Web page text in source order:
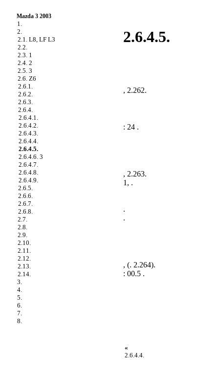
Mazda 3 2003
1.
2.
2.1. L8, LF L3
2.2.
2.3. 1
2.4. 2
2.5. 3
2.6. Z6
2.6.1.
2.6.2.
2.6.3.
2.6.4.
2.6.4.1.
2.6.4.2.
2.6.4.3.
2.6.4.4.
2.6.4.5.
2.6.4.6. 3
2.6.4.7.
2.6.4.8.
2.6.4.9.
2.6.5.
2.6.6.
2.6.7.
2.6.8.
2.7.
2.8.
2.9.
2.10.
2.11.
2.12.
2.13.
2.14.
3.
4.
5.
6.
7.
8.
2.6.4.5.
, 2.262.
: 24 .
, 2.263.
1, .
.
.
, (. 2.264).
: 00.5 .
«
2.6.4.4.